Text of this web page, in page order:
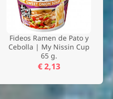
Fideos Ramen de Pato y
Cebolla | My Nissin Cup
65 g.
€ 2,13